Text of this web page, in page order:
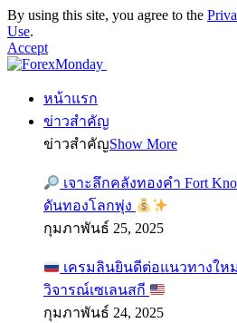
By using this site, you agree to the
Use.
Accept
หน้าแรก
ข่าวสำคัญ
ข่าวสำคัญShow More
เจาะลึกคลังทองคำ Fort
ดันทองโลกพุ่ง
กุมภาพันธ์ 25, 2025
เครมลินยินดีต่อแนวทางให
วิจารณ์เซเลนสกี
กุมภาพันธ์ 24, 2025